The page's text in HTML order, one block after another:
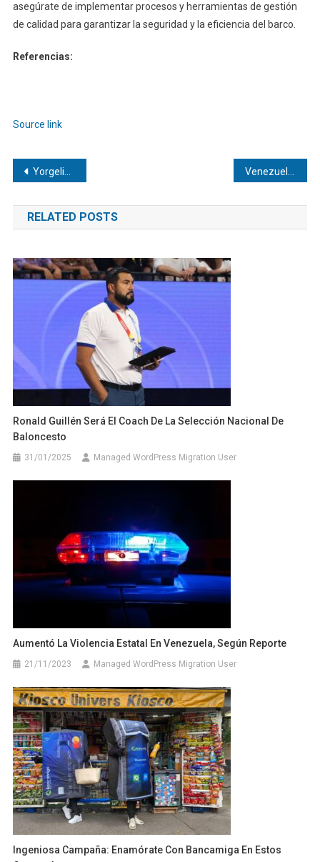
asegúrate de implementar procesos y herramientas de gestión
de calidad para garantizar la seguridad y la eficiencia del barco.
Referencias:
Source link
Navegación
de
entradas
Yorgelis Salazar se bañó de oro en Rabat Venezuela mantiene su postura de no volver a la OEA
RELATED POSTS
Ronald Guillén Será El Coach De La Selección Nacional De
Baloncesto
31/01/2025 Managed WordPress Migration User
Aumentó La Violencia Estatal En Venezuela, Según Reporte
21/11/2023 Managed WordPress Migration User
Ingeniosa Campaña: Enamórate Con Bancamiga En Estos